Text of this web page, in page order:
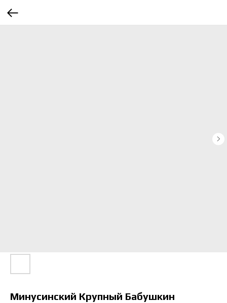
Минусинский Крупный Бабушкин